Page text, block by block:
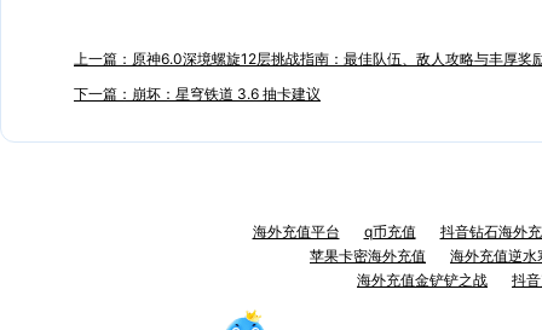
上一篇：原神6.0深境螺旋12层挑战指南：最佳队伍、敌人攻略与丰厚奖
下一篇：崩坏：星穹铁道 3.6 抽卡建议
海外充值平台 q币充值
抖音钻石海外
苹果卡密海外充值
海外充值逆水
海外充值金铲铲之战
抖